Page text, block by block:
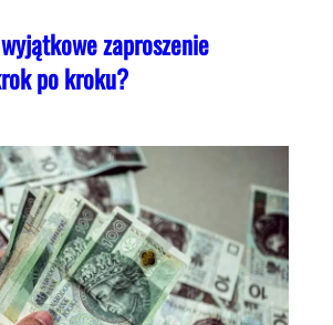
zaproszenie
po kroku?